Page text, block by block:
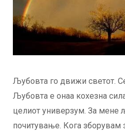
Љубовта го движи светот.
Љубовта е онаа кохезна
целиот универзум. За мене
почитување. Кога зборувам